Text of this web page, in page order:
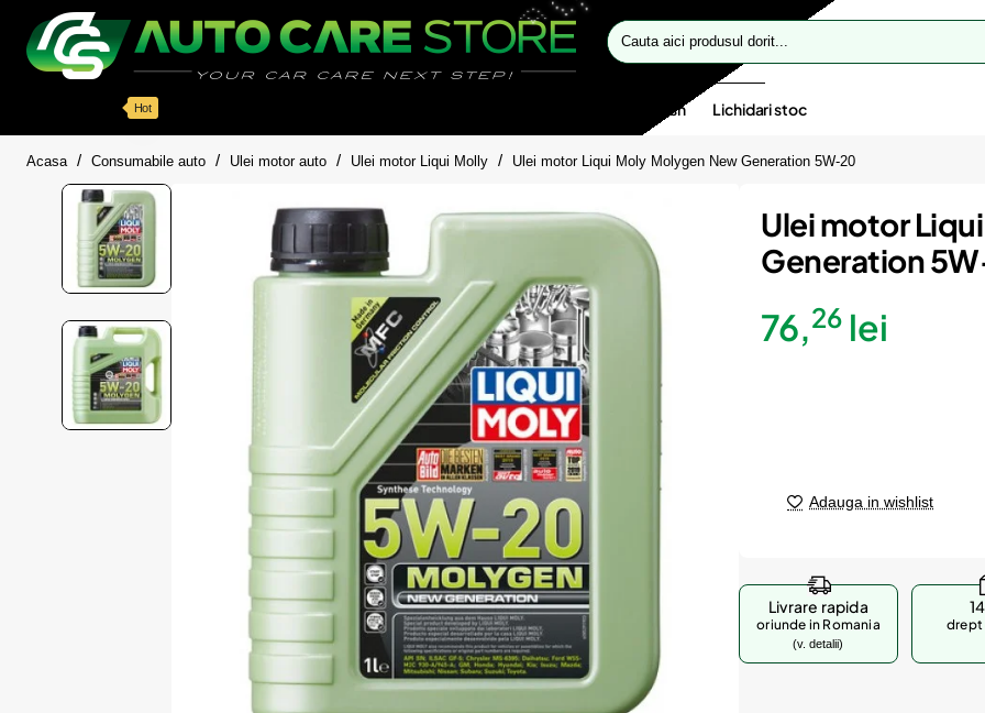
Cauta
aici
Hot Oferte flash Lichidari stoc
Acasa homeConsumabile auto Ulei motor auto Ulei motor Liqui Molly Ulei motor Liqui Moly Molygen New Generation 5W-20
Ulei motor
Generation
76,26 lei
Adauga in wishlist
Livrare rapida
oriunde in Romania
(v. detalii)
drept